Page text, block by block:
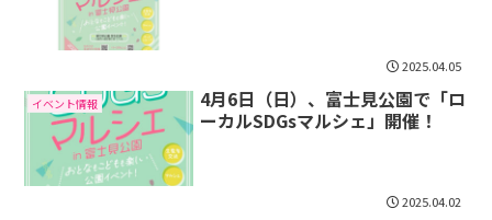
2025.04.05
イベント情報
4月6日（日）、富士見公園で「ロ
ーカルSDGsマルシェ」開催！
2025.04.02